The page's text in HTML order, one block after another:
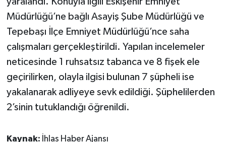
Müdürlüğü’ne bağlı Asayiş Şube Müdürlüğü ve
Tepebaşı İlçe Emniyet Müdürlüğü’nce saha
çalışmaları gerçekleştirildi. Yapılan incelemeler
neticesinde 1 ruhsatsız tabanca ve 8 fişek ele
geçirilirken, olayla ilgisi bulunan 7 şüpheli ise
yakalanarak adliyeye sevk edildiği. Şüphelilerden
2’sinin tutuklandığı öğrenildi.
Kaynak: İhlas Haber Ajansı